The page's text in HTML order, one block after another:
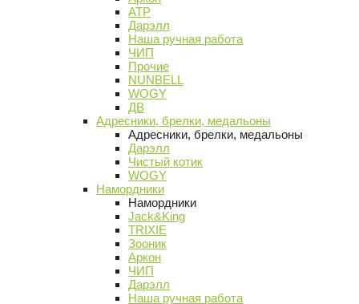
АТР
Дарэлл
Наша ручная работа
ЧИП
Прочие
NUNBELL
WOGY
ДВ
Адресники, брелки, медальоны
Адресники, брелки, медальоны
Дарэлл
Чистый котик
WOGY
Намордники
Намордники
Jack&King
TRIXIE
Зооник
Аркон
ЧИП
Дарэлл
Наша ручная работа